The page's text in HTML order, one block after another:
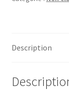
Description